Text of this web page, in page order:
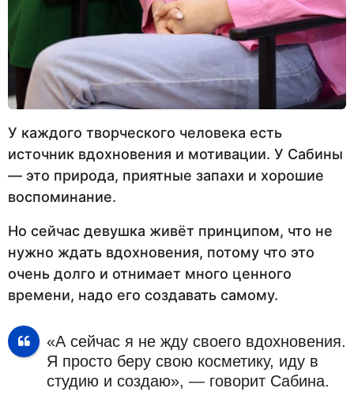
У каждого творческого человека есть
источник вдохновения и мотивации. У Сабины
— это природа, приятные запахи и хорошие
воспоминание.
Но сейчас девушка живёт принципом, что не
нужно ждать вдохновения, потому что это
очень долго и отнимает много ценного
времени, надо его создавать самому.
«А сейчас я не жду своего вдохновения.
Я просто беру свою косметику, иду в
студию и создаю», — говорит Сабина.